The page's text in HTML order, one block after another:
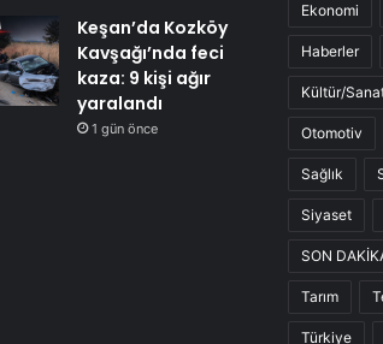
Keşan’da Kozköy
Kavşağı’nda feci
kaza: 9 kişi ağır
yaralandı
1 gün önce
Ekonomi
Haberler
Kültür/
Otomotiv
Sağlık
Siyaset
SON
Tarım
Türkiye